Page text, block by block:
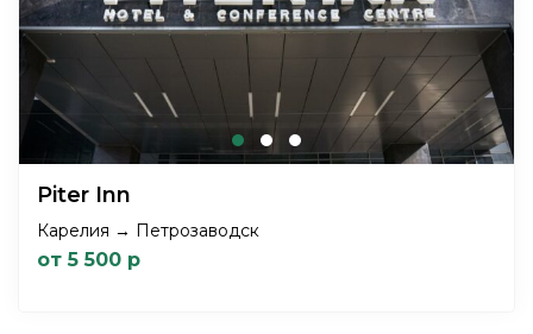
Piter Inn
Карелия → Петрозаводск
от 5 500 р